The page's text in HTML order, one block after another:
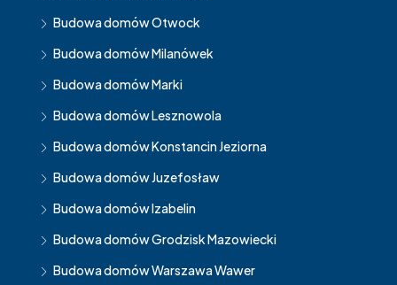
Budowa domów Otwock
Budowa domów Milanówek
Budowa domów Marki
Budowa domów Lesznowola
Budowa domów Konstancin Jeziorna
Budowa domów Juzefosław
Budowa domów Izabelin
Budowa domów Grodzisk Mazowiecki
Budowa domów Warszawa Wawer